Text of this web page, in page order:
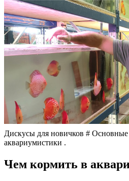
Дискусы для новичков # Основные
аквариумистики .
Чем кормить в